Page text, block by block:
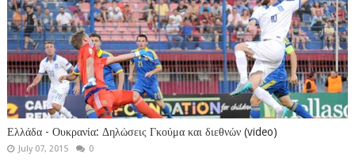
Ελλάδα - Ουκρανία: Δηλώσεις Γκούμα και διεθνών (video)
July 07, 2015 0